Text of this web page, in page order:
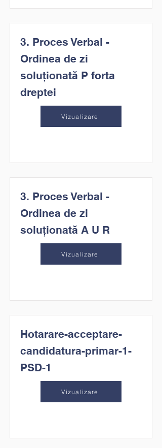
3. Proces Verbal -
Ordinea de zi
soluționată P forta
dreptei
Vizualizare
3. Proces Verbal -
Ordinea de zi
soluționată A U R
Vizualizare
Hotarare-acceptare-
candidatura-primar-1-
PSD-1
Vizualizare